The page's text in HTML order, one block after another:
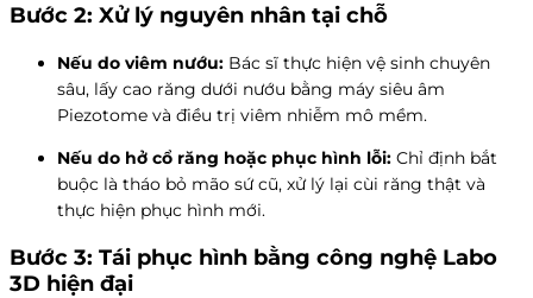
Bước 2: Xử lý nguyên nhân tại chỗ
Nếu do viêm nướu: Bác sĩ thực hiện vệ sinh chuyên
sâu, lấy cao răng dưới nướu bằng máy siêu âm
Piezotome và điều trị viêm nhiễm mô mềm.
Nếu do hở cổ răng hoặc phục hình lỗi: Chỉ định bắt
buộc là tháo bỏ mão sứ cũ, xử lý lại cùi răng thật và
thực hiện phục hình mới.
Bước 3: Tái phục hình bằng công nghệ Labo
3D hiện đại